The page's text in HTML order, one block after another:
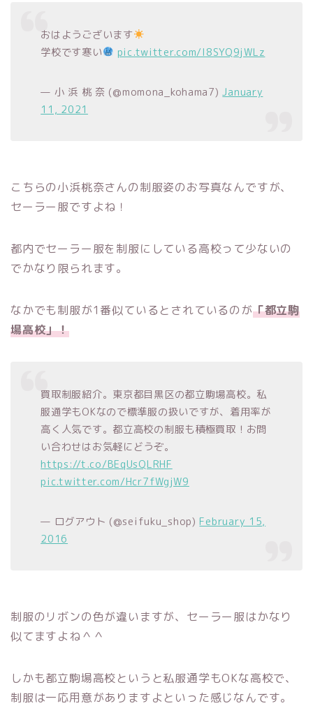
おはようございます
学校です寒い
pic.twitter.com/I8SYQ9jWLz
— 小 浜 桃 奈 (@momona_kohama7)January
11, 2021
こちらの小浜桃奈さんの制服姿のお写真なんですが、
セーラー服ですよね！
都内でセーラー服を制服にしている高校って少ないの
でかなり限られます。
なかでも制服が1番似ているとされているのが「都立駒
場高校」！
買取制服紹介。東京都目黒区の都立駒場高校。私
服通学もOKなので標準服の扱いですが、着用率が
高く人気です。都立高校の制服も積極買取！お問
い合わせはお気軽にどうぞ。
https://t.co/BEqUsQLRHF
pic.twitter.com/Hcr7fWgjW9
— ログアウト (@seifuku_shop)February 15,
2016
制服のリボンの色が違いますが、セーラー服はかなり
似てますよね＾＾
しかも都立駒場高校というと私服通学もOKな高校で、
制服は一応用意がありますよといった感じなんです。